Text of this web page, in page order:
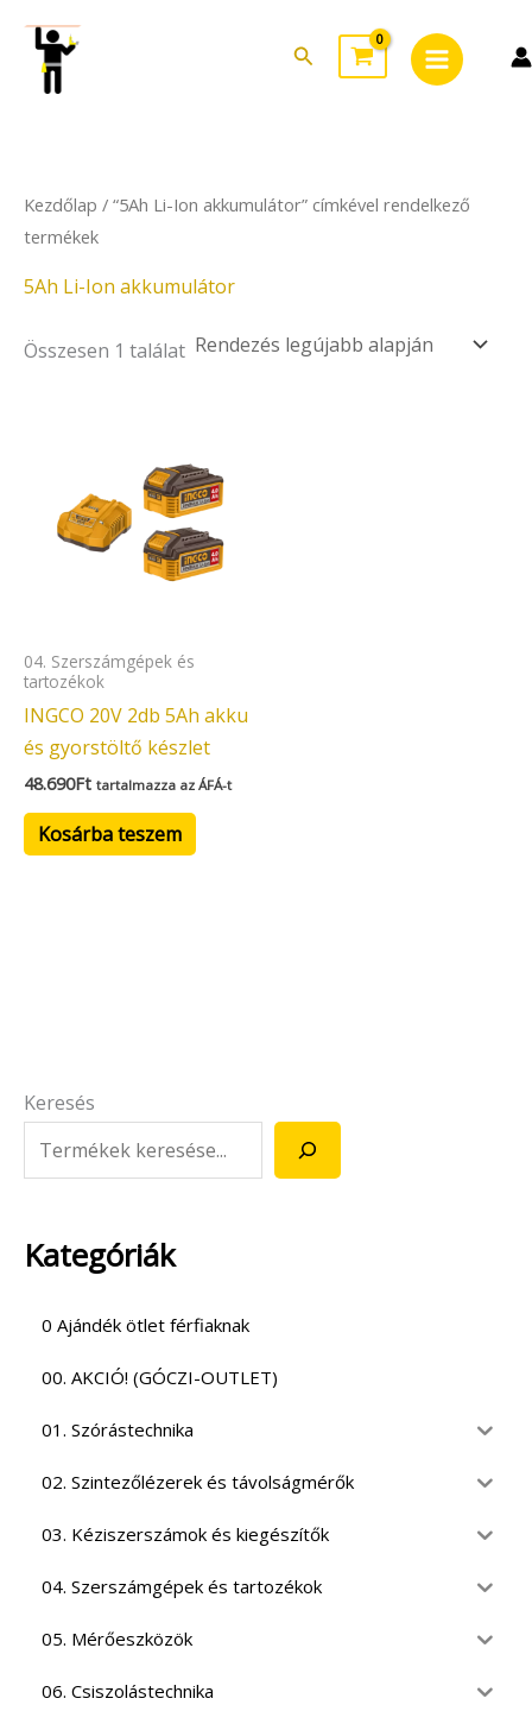
content
Search
Menu
Keresés
Kategóriák
0 Ajándék ötlet férfiaknak
00. AKCIÓ! (GÓCZI-OUTLET)
01. Szórástechnika
02. Szintezőlézerek és távolságmérők
03. Kéziszerszámok és kiegészítők
04. Szerszámgépek és tartozékok
05. Mérőeszközök
06. Csiszolástechnika
Kezdőlap / “5Ah Li-Ion akkumulátor” címkével rendelkező
termékek
5Ah Li-Ion akkumulátor
Összesen 1 találat
04. Szerszámgépek és
tartozékok
INGCO 20V 2db 5Ah akku
és gyorstöltő készlet
48.690Ft tartalmazza az ÁFÁ-t
Kosárba teszem